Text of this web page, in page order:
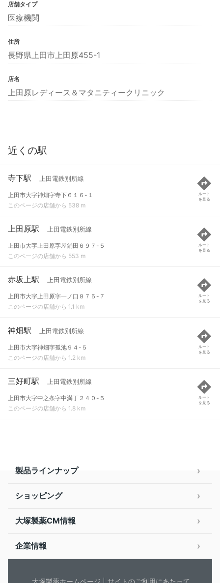
店舗タイプ
医療機関
住所
長野県上田市上田原455-1
店名
上田原レディース＆マタニティークリニック
近くの駅
寺下駅 上田電鉄別所線
上田市大字神畑字寺下６１６-１
このページの店舗から 538 m
ルート
を見る
上田原駅 上田電鉄別所線
上田市大字上田原字屋鋪田６９７-５
このページの店舗から 553 m
ルート
を見る
赤坂上駅 上田電鉄別所線
上田市大字上田原字一ノ口８７５-７
このページの店舗から 1.1 km
ルート
を見る
神畑駅 上田電鉄別所線
上田市大字神畑字孤池９４-５
このページの店舗から 1.2 km
ルート
を見る
三好町駅 上田電鉄別所線
上田市大字中之条字中満丁２４０-５
このページの店舗から 1.8 km
ルート
を見る
製品ラインナップ
ショッピング
大塚製薬CM情報
企業情報